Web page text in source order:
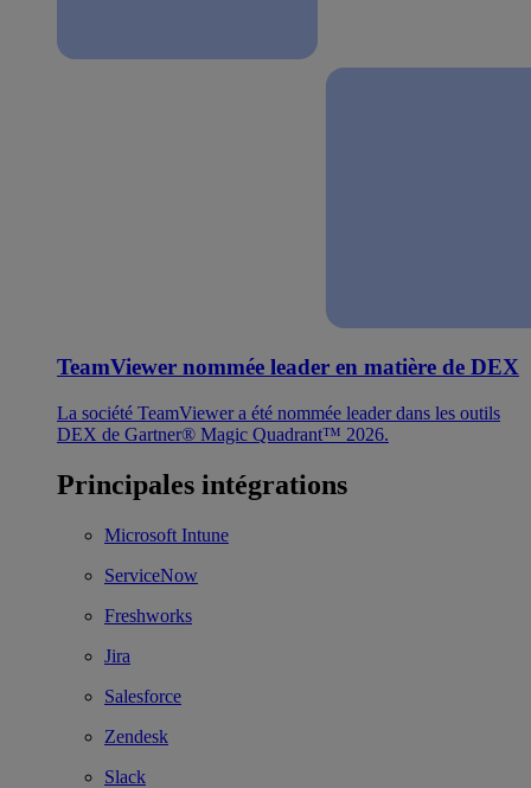
TeamViewer nommée leader en matière de DEX
La société TeamViewer a été nommée leader dans les outils
DEX de Gartner® Magic Quadrant™ 2026.
Principales intégrations
Microsoft Intune
ServiceNow
Freshworks
Jira
Salesforce
Zendesk
Slack